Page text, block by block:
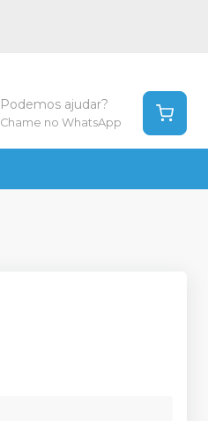
Podemos ajudar?
Chame no WhatsApp